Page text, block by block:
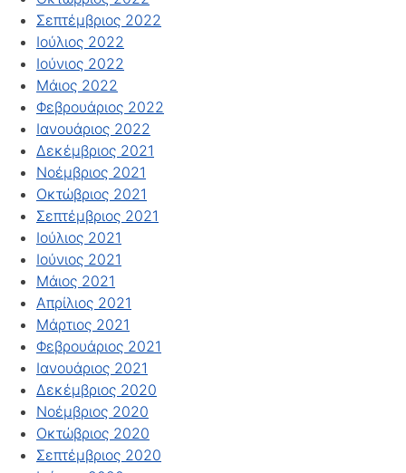
Σεπτέμβριος 2022
Ιούλιος 2022
Ιούνιος 2022
Μάιος 2022
Φεβρουάριος 2022
Ιανουάριος 2022
Δεκέμβριος 2021
Νοέμβριος 2021
Οκτώβριος 2021
Σεπτέμβριος 2021
Ιούλιος 2021
Ιούνιος 2021
Μάιος 2021
Απρίλιος 2021
Μάρτιος 2021
Φεβρουάριος 2021
Ιανουάριος 2021
Δεκέμβριος 2020
Νοέμβριος 2020
Οκτώβριος 2020
Σεπτέμβριος 2020